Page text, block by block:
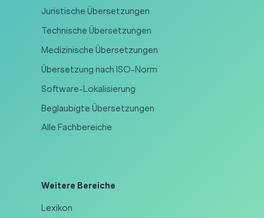
Juristische Übersetzungen
Technische Übersetzungen
Medizinische Übersetzungen
Übersetzung nach ISO-Norm
Software-Lokalisierung
Beglaubigte Übersetzungen
Alle Fachbereiche
Weitere Bereiche
Lexikon